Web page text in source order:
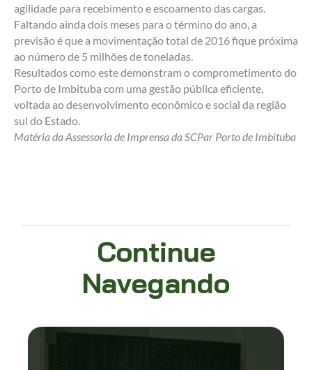
agilidade para recebimento e escoamento das cargas.
Faltando ainda dois meses para o término do ano, a
previsão é que a movimentação total de 2016 fique próxima
ao número de 5 milhões de toneladas.
Resultados como este demonstram o comprometimento do
Porto de Imbituba com uma gestão pública eficiente,
voltada ao desenvolvimento econômico e social da região
sul do Estado.
Matéria da Assessoria de Imprensa da SCPar Porto de Imbituba
Continue
Navegando